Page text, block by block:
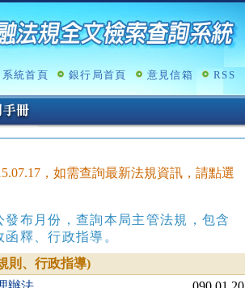
系統首頁 銀行局首頁 意見信箱 RSS
，如需查詢最新法規資訊，請點選
布月份，查詢本局主管法規，包含
釋、行政指導。
則、行政指導)